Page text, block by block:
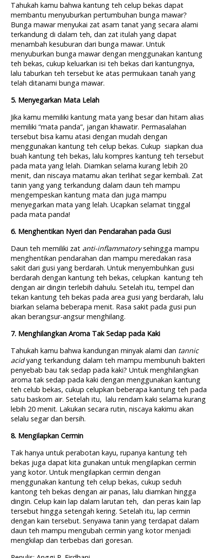
Tahukah kamu bahwa kantung teh celup bekas dapat
membantu menyuburkan pertumbuhan bunga mawar?
Bunga mawar menyukai zat asam tanat yang secara alami
terkandung di dalam teh, dan zat itulah yang dapat
menambah kesuburan dari bunga mawar. Untuk
menyuburkan bunga mawar dengan menggunakan kantung
teh bekas, cukup keluarkan isi teh bekas dari kantungnya,
lalu taburkan teh tersebut ke atas permukaan tanah yang
telah ditanami bunga mawar.
5. Menyegarkan Mata Lelah
Jika kamu memiliki kantung mata yang besar dan hitam alias
memiliki “mata panda”, jangan khawatir. Permasalahan
tersebut bisa kamu atasi dengan mudah dengan
menggunakan kantung teh celup bekas. Cukup siapkan dua
buah kantung teh bekas, lalu kompres kantung teh tersebut
pada mata yang lelah. Diamkan selama kurang lebih 20
menit, dan niscaya matamu akan terlihat segar kembali. Zat
tanin yang yang terkandung dalam daun teh mampu
mengempeskan kantung mata dan juga mampu
menyegarkan mata yang lelah. Ucapkan selamat tinggal
pada mata panda!
6. Menghentikan Nyeri dan Pendarahan pada Gusi
Daun teh memiliki zat anti-inflammatorysehingga mampu
menghentikan pendarahan dan mampu meredakan rasa
sakit dari gusi yang berdarah. Untuk menyembuhkan gusi
berdarah dengan kantung teh bekas, celupkan kantung teh
dengan air dingin terlebih dahulu. Setelah itu, tempel dan
tekan kantung teh bekas pada area gusi yang berdarah, lalu
biarkan selama beberapa menit. Rasa sakit pada gusi pun
akan berangsur-angsur menghilang.
7. Menghilangkan Aroma Tak Sedap pada Kaki
Tahukah kamu bahwa kandungan minyak alami dan tannic
acidyang terkandung dalam teh mampu membunuh bakteri
penyebab bau tak sedap pada kaki? Untuk menghilangkan
aroma tak sedap pada kaki dengan menggunakan kantung
teh celub bekas, cukup celupkan beberapa kantung teh pada
satu baskom air. Setelah itu, lalu rendam kaki selama kurang
lebih 20 menit. Lakukan secara rutin, niscaya kakimu akan
selalu segar dan bersih.
8. Mengilapkan Cermin
Tak hanya untuk perabotan kayu, rupanya kantung teh
bekas juga dapat kita gunakan untuk mengilapkan cermin
yang kotor. Untuk mengilapkan cermin dengan
menggunakan kantung teh celup bekas, cukup seduh
kantong teh bekas dengan air panas, lalu diamkan hingga
dingin. Celup kain lap dalam larutan teh, dan peras kain lap
tersebut hingga setengah kering. Setelah itu, lap cermin
dengan kain tersebut. Senyawa tanin yang terdapat dalam
daun teh mampu mengubah cermin yang kotor menjadi
mengkilap dan terbebas dari goresan.